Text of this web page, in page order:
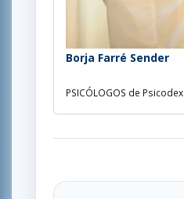
Borja Farré Sender
PSICÓLOGOS de Psicodex